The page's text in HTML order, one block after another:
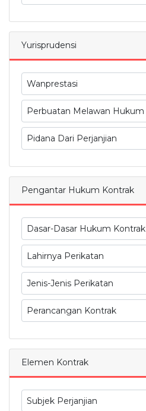
Yurisprudensi
Wanprestasi
Perbuatan Melawan Hukum
Pidana Dari Perjanjian
Pengantar Hukum Kontrak
Dasar-Dasar Hukum Kontrak
Lahirnya Perikatan
Jenis-Jenis Perikatan
Perancangan Kontrak
Elemen Kontrak
Subjek Perjanjian